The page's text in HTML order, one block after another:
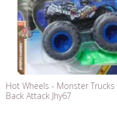
Hot Wheels - Monster Trucks
Back Attack Jhy67